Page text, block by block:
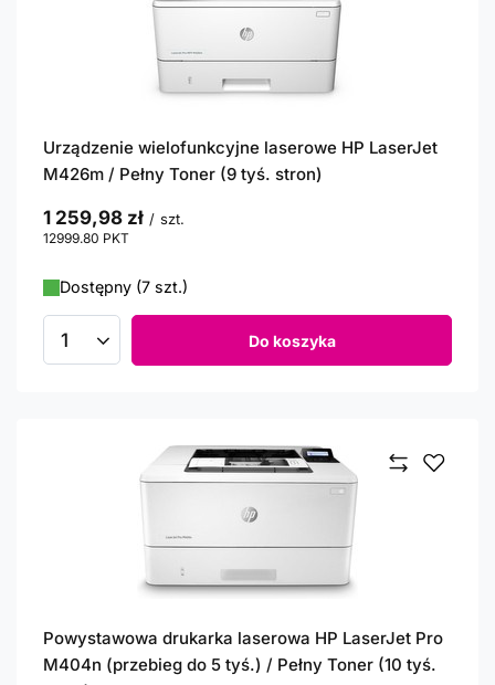
Urządzenie wielofunkcyjne laserowe HP LaserJet
M426m / Pełny Toner (9 tyś. stron)
1 259,98 zł / szt.
12999.80 PKT
Dostępny (7 szt.)
Ilość produktów Do koszyka
Powystawowa drukarka laserowa HP LaserJet Pro
M404n (przebieg do 5 tyś.) / Pełny Toner (10 tyś.